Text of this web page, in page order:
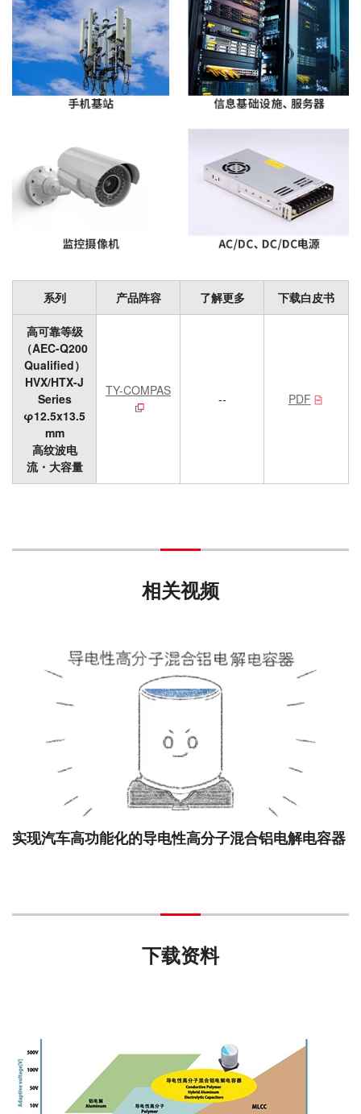
系列 产品阵容 了解更多 下载白皮书
高可靠等级
（AEC-Q200
Qualified）
HVX/HTX-J
Series
φ12.5x13.5
mm
高纹波电
流・大容量
TY-COMPAS
-- PDF
相关视频
实现汽车高功能化的导电性高分子混合铝电解电容器
下载资料